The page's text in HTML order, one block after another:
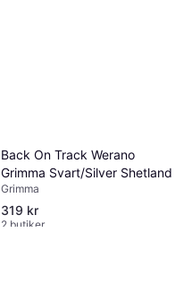
Back On Track Werano
Grimma Svart/Silver Shetland
Grimma
319 kr
2 butiker